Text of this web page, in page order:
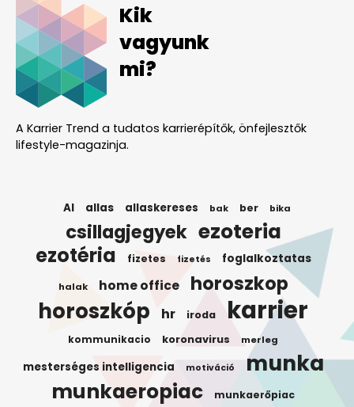
Kik
vagyunk
mi?
A Karrier Trend a tudatos karrierépítők, önfejlesztők
lifestyle-magazinja.
AI allas allaskereses bak ber bika
csillagjegyek ezoteria
ezotéria fizetes fizetés foglalkoztatas
halak home office horoszkop
horoszkóp hr iroda karrier
kommunikacio koronavirus merleg
mesterséges intelligencia motiváció munka
munkaeropiac munkaerőpiac